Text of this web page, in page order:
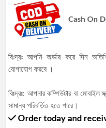
Cash On
বিঃদ্রঃ আপনি অর্ডার করে দিন
যোগাযোগ করবে ।
বিঃদ্রঃ: আপনার কম্পিউটার বা মোবাইল
সামান্য পরিবর্তিত হতে পারে।
Order today and